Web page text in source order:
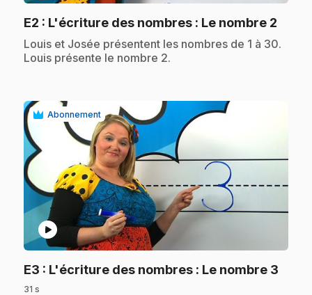
E2 : L'écriture des nombres : Le nombre 2
.Louis et Josée présentent les nombres de 1 à 30.
Louis présente le nombre 2.
Abonnement
play_circle
E3 : L'écriture des nombres : Le nombre 3
31 s